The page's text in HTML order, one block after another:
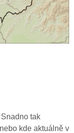
tak
kde aktuálně v